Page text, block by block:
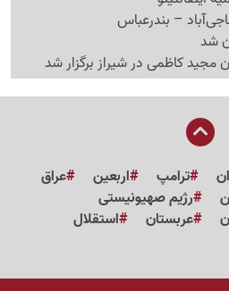
– بندرعباس
شد
مجید کاظمی در شیراز برگزار شد
ترامپ اربعین
عراق
رژیم صهیونیستی
عربستان
استقلال